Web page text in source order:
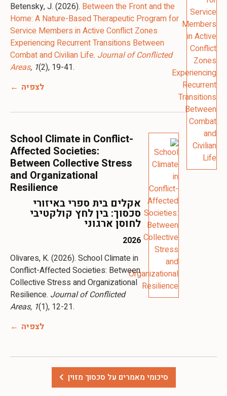
Betensky, J. (2026). Between the Front and the
Home: A Nature-Based Therapeutic Program for
Service Members in Active Conflict Zones
Experiencing Recurrent Transitions Between
Combat and Civilian Life. Journal of Conflicted
Areas, 1(2), 19-41.
לצפיה
School Climate in Conflict-
Affected Societies:
Between Collective Stress
and Organizational
Resilience
אקלים בית ספרי באיזורי
סכסוך: בין לחץ קולקטיבי
לחוסן ארגוני
2026
Olivares, K. (2026). School Climate in
Conflict-Affected Societies: Between
Collective Stress and Organizational
Resilience. Journal of Conflicted
Areas, 1(1), 12-21.
לצפיה
סיכומי מאמרים על סכסוך מזוין